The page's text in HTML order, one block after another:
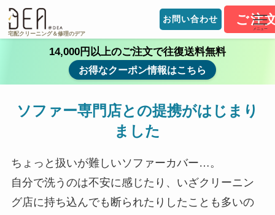
宅配クリーニング＆修理のデア
お問い合わせ ご注
メニュー
14,000円以上のご注文で往復送料無料
お得なクーポン情報はこちら
ソファー専門店との提携がはじまり
ました
ちょっと扱いが難しいソファーカバー…。
自分で洗うのは不安に感じたり、いざクリーニン
グ店に持ち込んでも断られたりしたことも多いの